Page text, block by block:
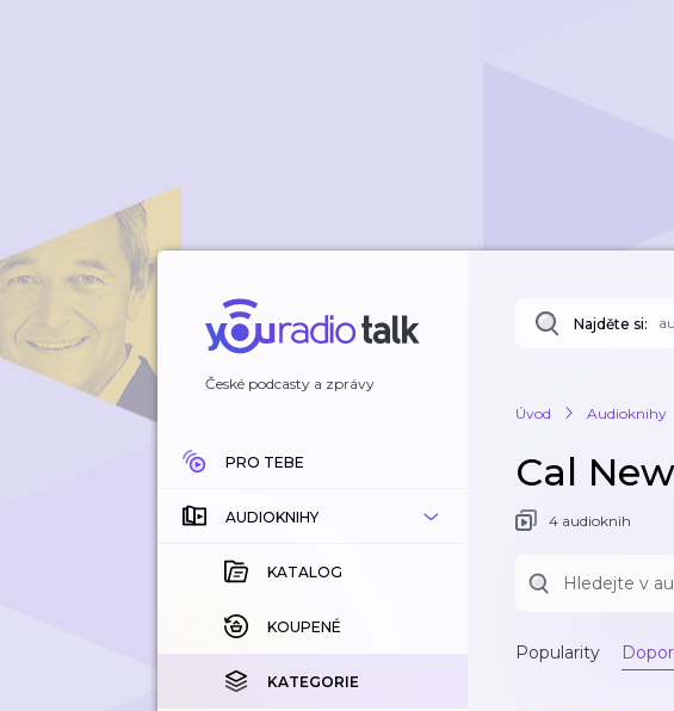
České podcasty a zprávy
PRO TEBE
AUDIOKNIHY
KATALOG
KOUPENÉ
KATEGORIE
Najděte si:
Úvod Audioknihy
Cal
4 audioknih
Popularity